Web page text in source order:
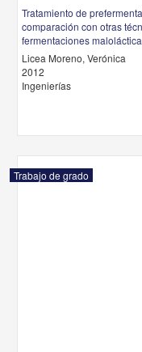
Tratamiento de
comparación con otras
fermentaciones
Licea Moreno, Verónica
2012
Ingenierías
Trabajo de grado